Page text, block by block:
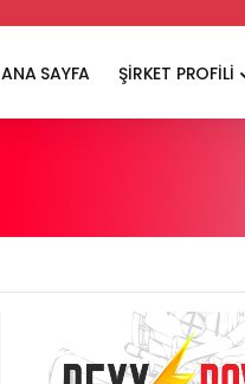
ANA SAYFA ŞİRKET PROFİLİ